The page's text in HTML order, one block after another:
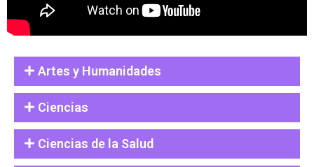
Artes y Humanidades
Ciencias
Ciencias de la Salud